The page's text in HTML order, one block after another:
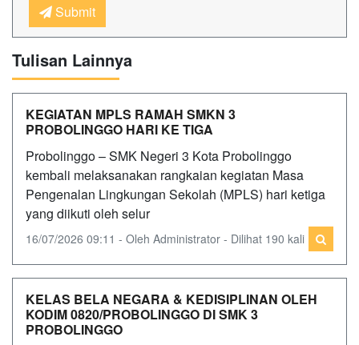
Submit
Tulisan Lainnya
KEGIATAN MPLS RAMAH SMKN 3
PROBOLINGGO HARI KE TIGA
Probolinggo – SMK Negeri 3 Kota Probolinggo
kembali melaksanakan rangkaian kegiatan Masa
Pengenalan Lingkungan Sekolah (MPLS) hari ketiga
yang diikuti oleh selur
16/07/2026 09:11 - Oleh Administrator - Dilihat 190 kali
KELAS BELA NEGARA & KEDISIPLINAN OLEH
KODIM 0820/PROBOLINGGO DI SMK 3
PROBOLINGGO